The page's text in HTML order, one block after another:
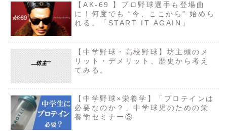
【AK-69 】プロ野球選手も登場曲
に！何度でも “今、ここから” 始めら
れる。「START IT AGAIN」
【中学野球・高校野球】坊主頭のメ
リット・デメリット、歴史から考え
てみる。
【中学野球×栄養学】「プロテインは
必要なのか？」中学球児のための栄
養学セミナー③